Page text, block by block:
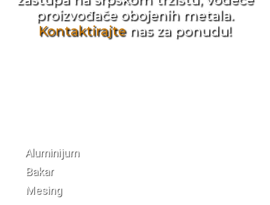
proizvođače obojenih metala.
Kontaktirajtenas za ponudu!
Aluminijum
Bakar
Mesing